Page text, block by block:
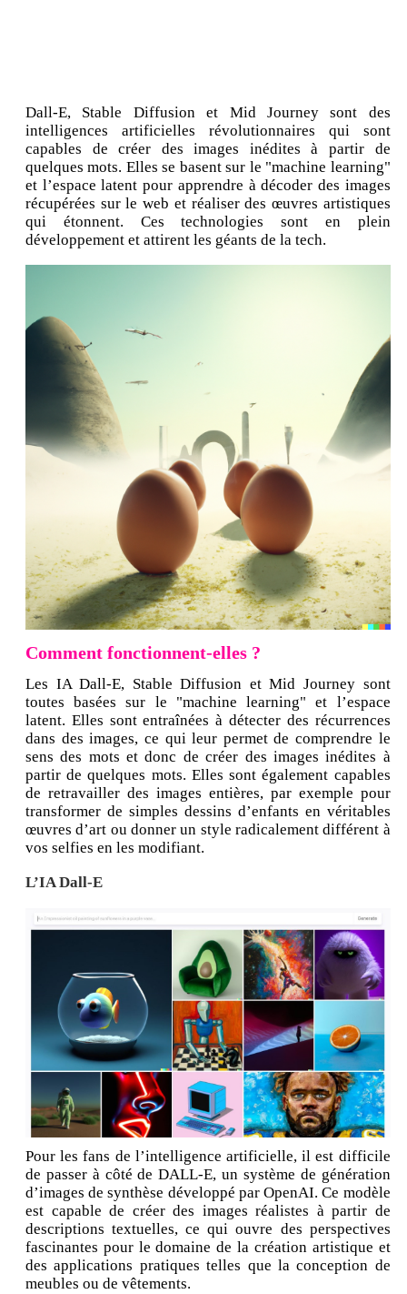
Dall-E, Stable Diffusion et Mid Journey sont des
intelligences artificielles révolutionnaires qui sont
capables de créer des images inédites à partir de
quelques mots. Elles se basent sur le "machine learning"
et l’espace latent pour apprendre à décoder des images
récupérées sur le web et réaliser des œuvres artistiques
qui étonnent. Ces technologies sont en plein
développement et attirent les géants de la tech.
Comment fonctionnent-elles ?
Les IA Dall-E, Stable Diffusion et Mid Journey sont
toutes basées sur le "machine learning" et l’espace
latent. Elles sont entraînées à détecter des récurrences
dans des images, ce qui leur permet de comprendre le
sens des mots et donc de créer des images inédites à
partir de quelques mots. Elles sont également capables
de retravailler des images entières, par exemple pour
transformer de simples dessins d’enfants en véritables
œuvres d’art ou donner un style radicalement différent à
vos selfies en les modifiant.
L’IA Dall-E
Pour les fans de l’intelligence artificielle, il est difficile
de passer à côté de DALL-E, un système de génération
d’images de synthèse développé par OpenAI. Ce modèle
est capable de créer des images réalistes à partir de
descriptions textuelles, ce qui ouvre des perspectives
fascinantes pour le domaine de la création artistique et
des applications pratiques telles que la conception de
meubles ou de vêtements.